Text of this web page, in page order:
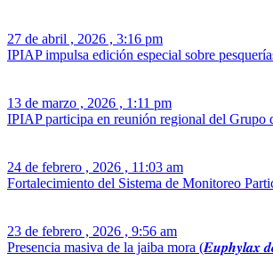
27 de abril , 2026 , 3:16 pm
IPIAP impulsa edición especial sobre
13 de marzo , 2026 , 1:11 pm
IPIAP participa en reunión regional del Grupo
24 de febrero , 2026 , 11:03 am
Fortalecimiento del Sistema de Monitoreo
23 de febrero , 2026 , 9:56 am
Presencia masiva de la jaiba mora (𝑬𝒖𝒑𝒉𝒚𝒍𝒂𝒙